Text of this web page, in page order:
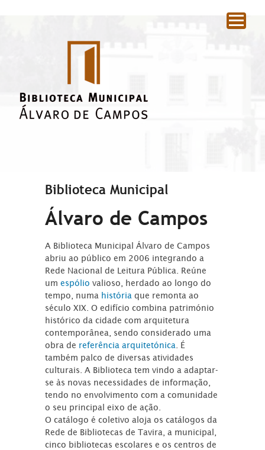
Biblioteca Municipal
Álvaro de Campos
A Biblioteca Municipal Álvaro de Campos
abriu ao público em 2006 integrando a
Rede Nacional de Leitura Pública. Reúne
umespóliovalioso, herdado ao longo do
tempo, numa história que remonta ao
século XIX. O edifício combina património
histórico da cidade com arquitetura
contemporânea, sendo considerado uma
obra de referência arquitetónica . É
também palco de diversas atividades
culturais. A Biblioteca tem vindo a adaptar-
se às novas necessidades de informação,
tendo no envolvimento com a comunidade
o seu principal eixo de ação.
O catálogo é coletivo aloja os catálogos da
Rede de Bibliotecas de Tavira, a municipal,
cinco bibliotecas escolares e os centros de